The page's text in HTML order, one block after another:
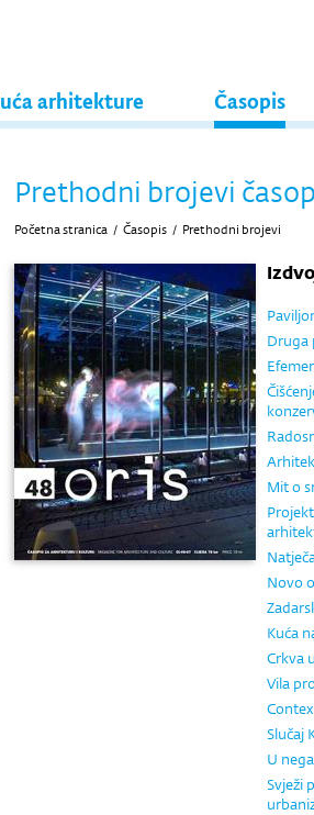
arhitekture Časopis
Prethodni brojevi
Početna stranica / Časopis / Prethodni brojevi
Druga
Mit o
Novo
Kuća
Crkva
Vila
Slučaj
U
Svježi